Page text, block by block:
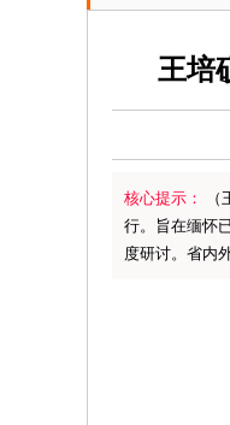
王培
核心提示：
（
行。旨在缅怀
度研讨。省内